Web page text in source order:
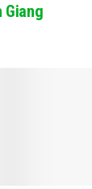
Giang